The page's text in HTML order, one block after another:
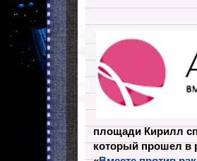
площади Кирилл
который прошел в